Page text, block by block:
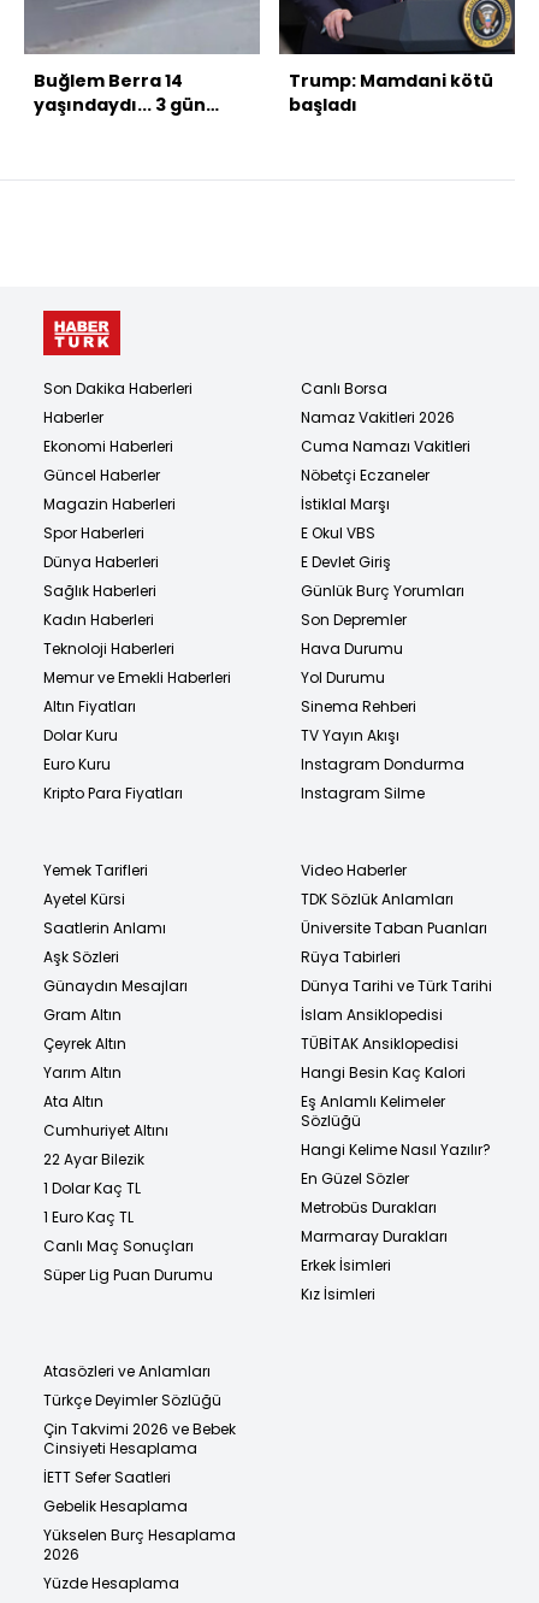
Buğlem Berra 14
yaşındaydı... 3 gün
Trump: Mamdani kötü
başladı
Son Dakika Haberleri
Haberler
Ekonomi Haberleri
Güncel Haberler
Magazin Haberleri
Spor Haberleri
Dünya Haberleri
Sağlık Haberleri
Kadın Haberleri
Teknoloji Haberleri
Memur ve Emekli Haberleri
Altın Fiyatları
Dolar Kuru
Euro Kuru
Kripto Para Fiyatları
Canlı Borsa
Namaz Vakitleri 2026
Cuma Namazı Vakitleri
Nöbetçi Eczaneler
İstiklal Marşı
E Okul VBS
E Devlet Giriş
Günlük Burç Yorumları
Son Depremler
Hava Durumu
Yol Durumu
Sinema Rehberi
TV Yayın Akışı
Instagram Dondurma
Instagram Silme
Yemek Tarifleri
Ayetel Kürsi
Saatlerin Anlamı
Aşk Sözleri
Günaydın Mesajları
Gram Altın
Çeyrek Altın
Yarım Altın
Ata Altın
Cumhuriyet Altını
22 Ayar Bilezik
1 Dolar Kaç TL
1 Euro Kaç TL
Canlı Maç Sonuçları
Süper Lig Puan Durumu
Video Haberler
TDK Sözlük Anlamları
Üniversite Taban Puanları
Rüya Tabirleri
Dünya Tarihi ve Türk Tarihi
İslam Ansiklopedisi
TÜBİTAK Ansiklopedisi
Hangi Besin Kaç Kalori
Eş Anlamlı Kelimeler
Sözlüğü
Hangi Kelime Nasıl Yazılır?
En Güzel Sözler
Metrobüs Durakları
Marmaray Durakları
Erkek İsimleri
Kız İsimleri
Atasözleri ve Anlamları
Türkçe Deyimler Sözlüğü
Çin Takvimi 2026 ve Bebek
Cinsiyeti Hesaplama
İETT Sefer Saatleri
Gebelik Hesaplama
Yükselen Burç Hesaplama
2026
Yüzde Hesaplama